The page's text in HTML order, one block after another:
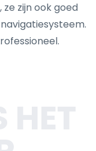
zijn ook goed